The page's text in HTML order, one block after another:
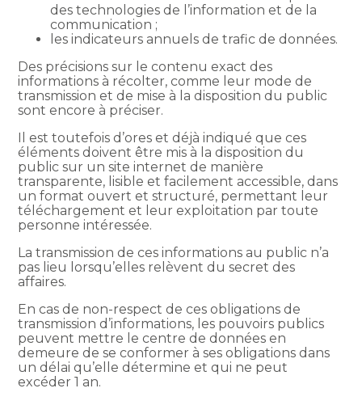
des technologies de l’information et de la
communication ;
les indicateurs annuels de trafic de données.
Des précisions sur le contenu exact des
informations à récolter, comme leur mode de
transmission et de mise à la disposition du public
sont encore à préciser.
Il est toutefois d’ores et déjà indiqué que ces
éléments doivent être mis à la disposition du
public sur un site internet de manière
transparente, lisible et facilement accessible, dans
un format ouvert et structuré, permettant leur
téléchargement et leur exploitation par toute
personne intéressée.
La transmission de ces informations au public n’a
pas lieu lorsqu’elles relèvent du secret des
affaires.
En cas de non-respect de ces obligations de
transmission d’informations, les pouvoirs publics
peuvent mettre le centre de données en
demeure de se conformer à ses obligations dans
un délai qu’elle détermine et qui ne peut
excéder 1 an.